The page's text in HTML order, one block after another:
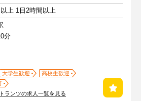
上 1日2時間以上
分
大学生歓迎
高校生歓迎
ランツの求人一覧を見る